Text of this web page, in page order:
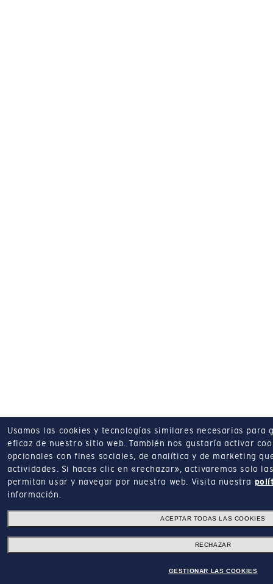
Usamos las cookies y tecnologías similares necesarias
eficaz de nuestro sitio web. También nos gustaría activar
opcionales con fines sociales, de analítica y de marketing
actividades.
Si haces clic en «rechazar», activaremos solo
permitan usar y navegar por nuestra web.
Visita nuestra
información.
ACEPTAR TODAS LAS COOKIES
RECHAZAR
GESTIONAR LAS COOKIES